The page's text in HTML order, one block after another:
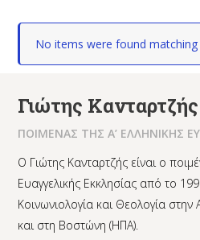
No items were found
Γιώτης Κανταρτζής
ΠΟΙΜΕΝΑΣ ΤΗΣ Α’ ΕΛΛΗΝΙΚΗΣ
Ο Γιώτης Κανταρτζής είναι ο
Ευαγγελικής Εκκλησίας από το
Κοινωνιολογία και Θεολογία
και στη Βοστώνη (ΗΠΑ).